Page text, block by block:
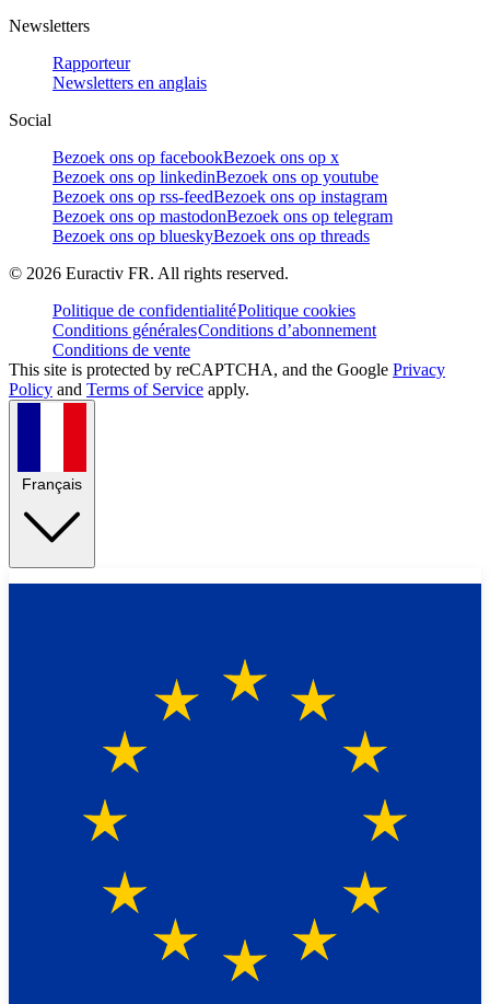
Newsletters
Rapporteur
Newsletters en anglais
Social
Bezoek ons op facebookBezoek ons op x
Bezoek ons op linkedinBezoek ons op youtube
Bezoek ons op rss-feedBezoek ons op instagram
Bezoek ons op mastodonBezoek ons op telegram
Bezoek ons op blueskyBezoek ons op threads
© 2026 Euractiv FR. All rights reserved.
Politique de confidentialitéPolitique cookies
Conditions généralesConditions d’abonnement
Conditions de vente
This site is protected by reCAPTCHA, and the Google Privacy
Policy and Terms of Service apply.
Français